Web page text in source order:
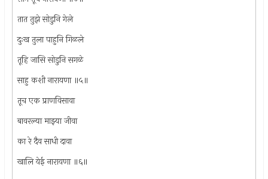
तात तुझे सोडुनि गेले
दुःख तुला पाहुनि गिळले
तूहि जासि सोडुनि सगळे
साहु कशी नारायणा ॥५॥
तूच एक प्राणविसावा
बावरल्या माझ्या जीवा
का रे दैव साधी दावा
खालि येई नारायणा ॥६॥